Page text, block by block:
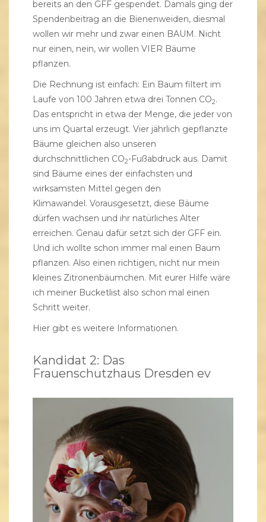
bereits an den GFF gespendet. Damals ging der
Spendenbeitrag an die Bienenweiden, diesmal
wollen wir mehr und zwar einen BAUM. Nicht
nur einen, nein, wir wollen VIER Bäume
pflanzen.
Die Rechnung ist einfach: Ein Baum filtert im
Laufe von 100 Jahren etwa drei Tonnen CO2.
Das entspricht in etwa der Menge, die jeder von
uns im Quartal erzeugt. Vier jährlich gepflanzte
Bäume gleichen also unseren
durchschnittlichen CO2-Fußabdruck aus. Damit
sind Bäume eines der einfachsten und
wirksamsten Mittel gegen den
Klimawandel. Vorausgesetzt, diese Bäume
dürfen wachsen und ihr natürliches Alter
erreichen. Genau dafür setzt sich der GFF ein.
Und ich wollte schon immer mal einen Baum
pflanzen. Also einen richtigen, nicht nur mein
kleines Zitronenbäumchen. Mit eurer Hilfe wäre
ich meiner Bucketlist also schon mal einen
Schritt weiter.
Hier gibt es weitere Informationen.
Kandidat 2: Das
Frauenschutzhaus Dresden ev